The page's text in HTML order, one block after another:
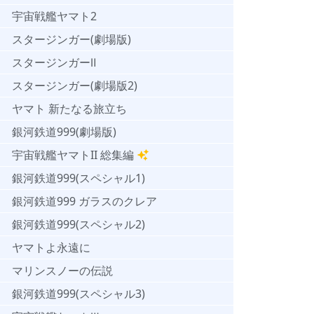
宇宙戦艦ヤマト2
スタージンガー(劇場版)
スタージンガーⅡ
スタージンガー(劇場版2)
ヤマト 新たなる旅立ち
銀河鉄道999(劇場版)
宇宙戦艦ヤマトII 総集編
銀河鉄道999(スペシャル1)
銀河鉄道999 ガラスのクレア
銀河鉄道999(スペシャル2)
ヤマトよ永遠に
マリンスノーの伝説
銀河鉄道999(スペシャル3)